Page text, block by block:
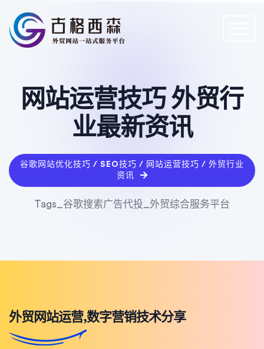
网站运营技巧 外贸行
业最新资讯
谷歌网站优化技巧 / SEO技巧 / 网站运营技巧 / 外贸行业
资讯
Tags_谷歌搜索广告代投_外贸综合服务平台
外贸网站运营,数字营销技术分享